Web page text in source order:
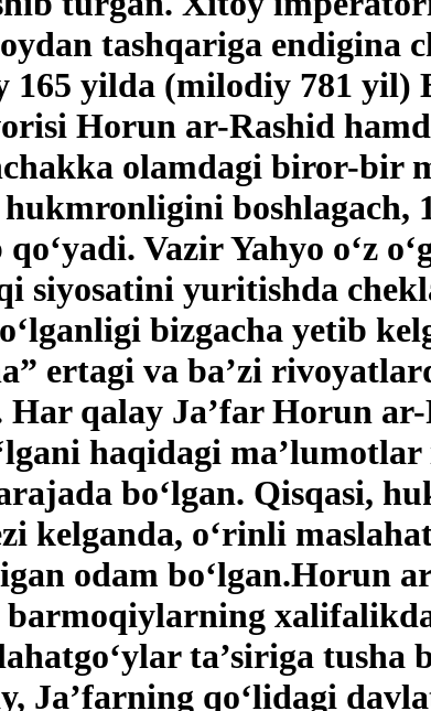
tashqariga endigina
yilda (milodiy 781 yil)
Horun ar-Rashid
olamdagi biror-bir
Vazir Yahyo o‘z
yuritishda
bizgacha yetib
ertagi va ba’zi
qalay Ja’far Horun
haqidagi ma’lumotlar
bo‘lgan. Qisqasi,
kelganda, o‘rinli
odam bo‘lgan.Horun
barmoqiylarning
ta’siriga tusha
Ja’farning qo‘lidagi